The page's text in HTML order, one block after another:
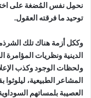
نحمِل نفس المُضغة على
توحيد ما فرقته العقول.
وككل أزمة هناك تلك
الدينية ونظريات
ولحظات الوجود وكذب
المشاعر الطبيعية،
العصيبة بلمساتهم